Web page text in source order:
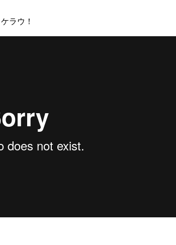
ラウ！